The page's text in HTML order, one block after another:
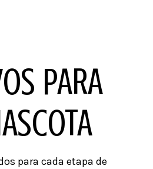
PARA
para cada etapa de